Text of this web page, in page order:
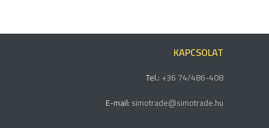
KAPCSOLAT
Tel.:+36 74/486-408
E-mail:simotrade@simotrade.hu